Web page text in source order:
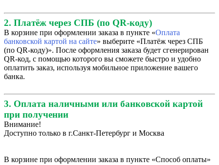
2. Платёж через СПБ (по QR-коду)
В корзине при оформлении заказа в пункте «Оплата
банковской картой на сайте» выберите «Платёж через СПБ
(по QR-коду)». После оформления заказа будет сгенерирован
QR-код, с помощью которого вы сможете быстро и удобно
оплатить заказ, используя мобильное приложение вашего
банка.
3. Оплата наличными или банковской картой
при получении
Внимание!
Доступно только в г.Санкт-Петербург и Москва
В корзине при оформлении заказа в пункте «Способ оплаты»